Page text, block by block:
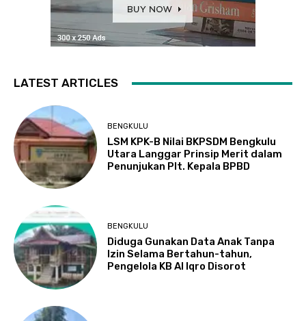
LATEST ARTICLES
BENGKULU
LSM KPK-B Nilai BKPSDM Bengkulu
Utara Langgar Prinsip Merit dalam
Penunjukan Plt. Kepala BPBD
BENGKULU
Diduga Gunakan Data Anak Tanpa
Izin Selama Bertahun-tahun,
Pengelola KB Al Iqro Disorot